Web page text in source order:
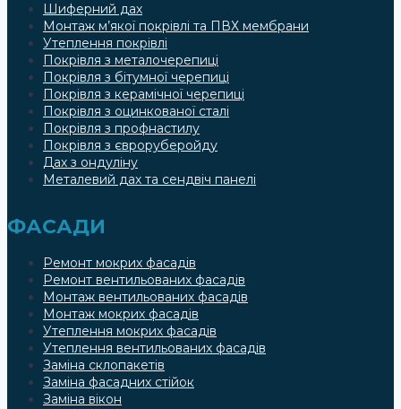
Шиферний дах
Монтаж м’якої покрівлі та ПВХ мембрани
Утеплення покрівлі
Покрівля з металочерепиці
Покрівля з бітумної черепиці
Покрівля з керамічної черепиці
Покрівля з оцинкованої сталі
Покрівля з профнастилу
Покрівля з євроруберойду
Дах з ондуліну
Металевий дах та сендвіч панелі
ФАСАДИ
Ремонт мокрих фасадів
Ремонт вентильованих фасадів
Монтаж вентильованих фасадів
Монтаж мокрих фасадів
Утеплення мокрих фасадів
Утеплення вентильованих фасадів
Заміна склопакетів
Заміна фасадних стійок
Заміна вікон